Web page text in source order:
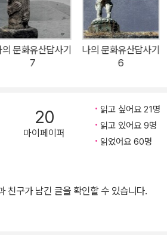
4권 ‘평양의 날은 개었습니다’는 1997년
한 내용을 묶었고, 5권 ‘다시 금강을 예찬
타고 철따라 금강산을 답사한 내용을 묶
공식적인 북한답사기를 쓰게 된 것이다.
물론 문화교류가 차단되어 있었기에 그의
수밖에 없었다. 독자들은 북한의 문화유
와는 전혀 다른 맥락에서 씌어졌다. 우리에
을 친절하게 소개해주는 한편, 북한동포
, 문화유산을 대하는 태도, 그리고 그네들
의 문화유산답사기
7
나의 문화유산답사기
6
20
마이페이퍼
읽고 싶어요 21명
읽고 있어요 9명
읽었어요 60명
친구가 남긴 글을 확인할 수 있습니다.